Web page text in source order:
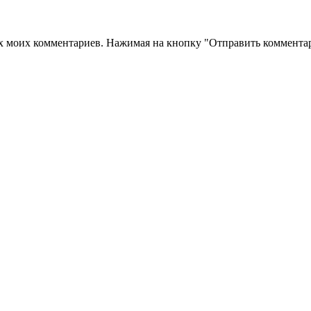
комментариев. Нажимая на кнопку "Отправить